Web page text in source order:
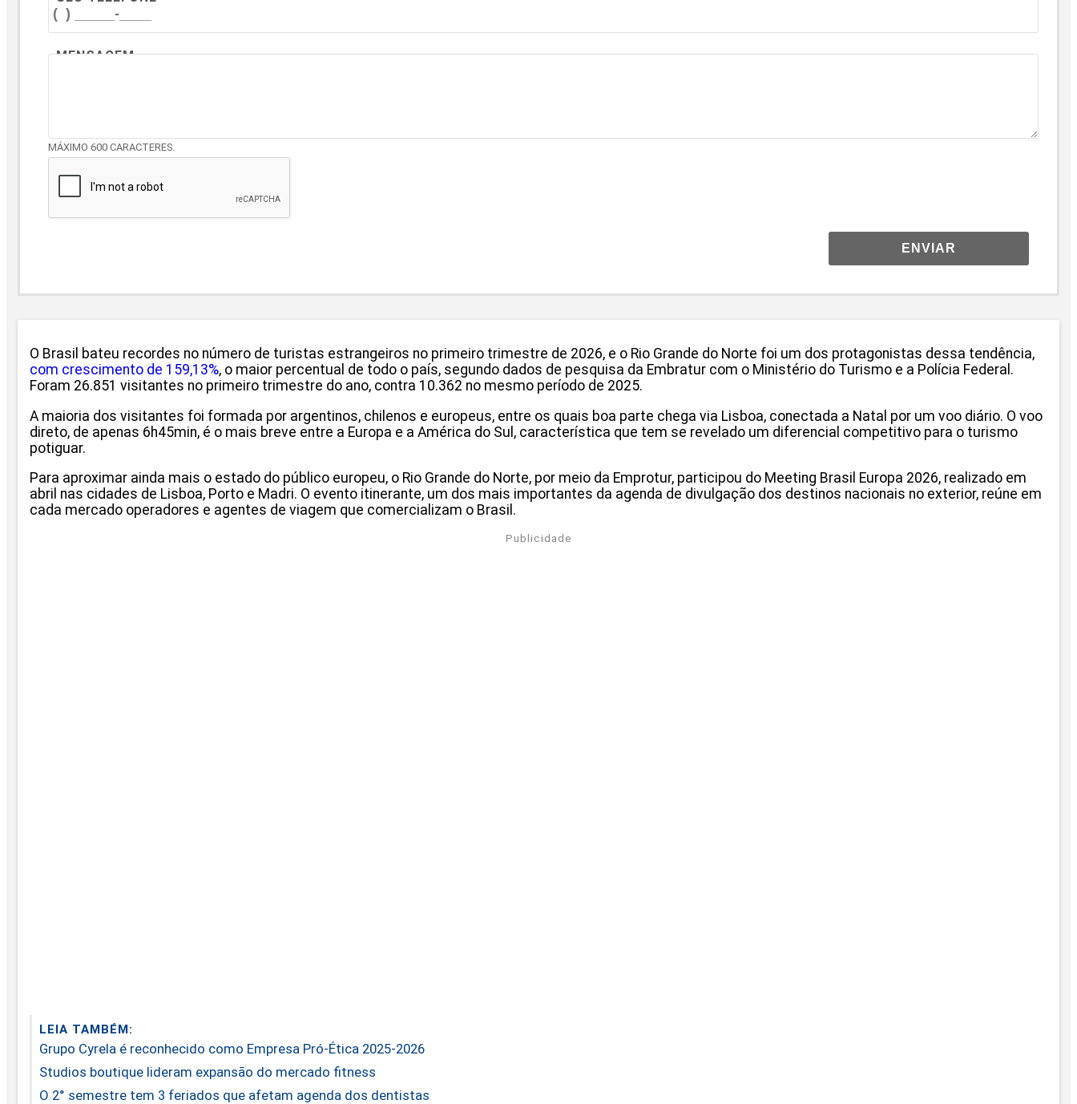
MENSAGEM
MÁXIMO 600 CARACTERES.
ENVIAR
O Brasil bateu recordes no número de turistas estrangeiros no primeiro trimestre de 2026, e o Rio Grande do Norte foi um dos protagonistas dessa tendência,
com crescimento de 159,13%, o maior percentual de todo o país, segundo dados de pesquisa da Embratur com o Ministério do Turismo e a Polícia Federal.
Foram 26.851 visitantes no primeiro trimestre do ano, contra 10.362 no mesmo período de 2025.
A maioria dos visitantes foi formada por argentinos, chilenos e europeus, entre os quais boa parte chega via Lisboa, conectada a Natal por um voo diário. O voo
direto, de apenas 6h45min, é o mais breve entre a Europa e a América do Sul, característica que tem se revelado um diferencial competitivo para o turismo
potiguar.
Para aproximar ainda mais o estado do público europeu, o Rio Grande do Norte, por meio da Emprotur, participou do Meeting Brasil Europa 2026, realizado em
abril nas cidades de Lisboa, Porto e Madri. O evento itinerante, um dos mais importantes da agenda de divulgação dos destinos nacionais no exterior, reúne em
cada mercado operadores e agentes de viagem que comercializam o Brasil.
Publicidade
LEIA TAMBÉM:
Grupo Cyrela é reconhecido como Empresa Pró-Ética 2025-2026
Studios boutique lideram expansão do mercado fitness
O 2° semestre tem 3 feriados que afetam agenda dos dentistas